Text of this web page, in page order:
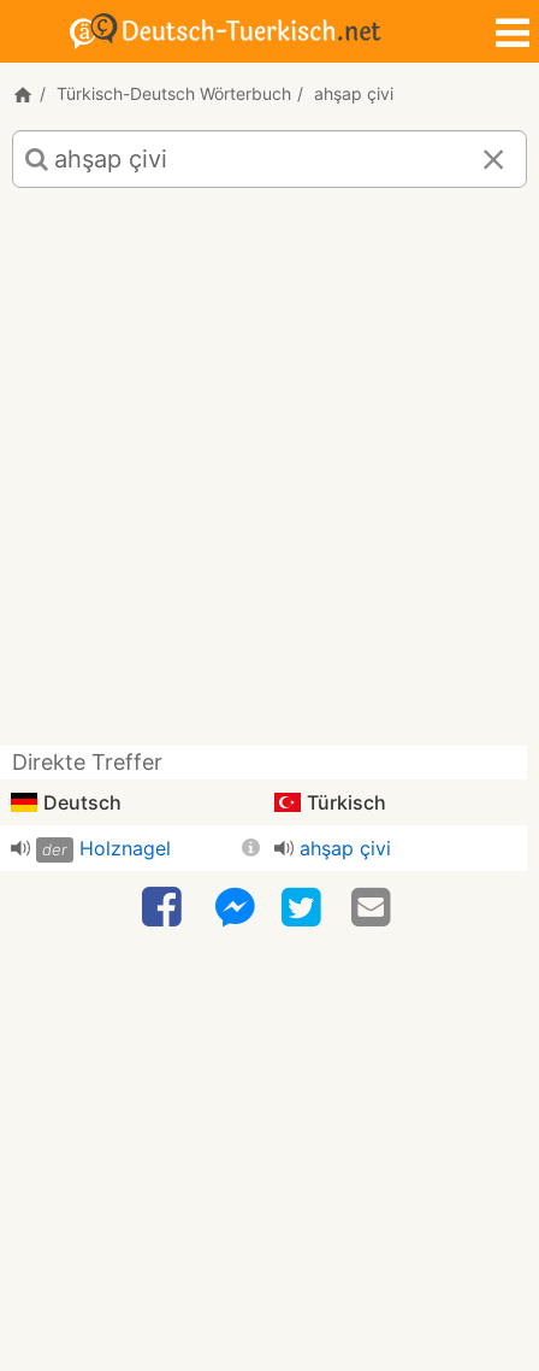
Türkisch-Deutsch Wörterbuch ahşap çivi
Türkisch-
Deutsch
Übersetzung
Direkte Treffer
Deutsch Türkisch
der Holznagel ahşap çivi